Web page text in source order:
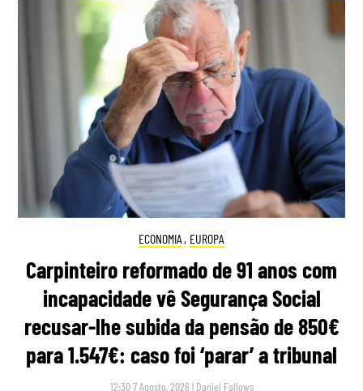
ECONOMIA , EUROPA
Carpinteiro reformado de 91 anos com
incapacidade vê Segurança Social
recusar-lhe subida da pensão de 850€
para 1.547€: caso foi ‘parar’ a tribunal
12:30 7 Agosto, 2026 | Daniel Fallows